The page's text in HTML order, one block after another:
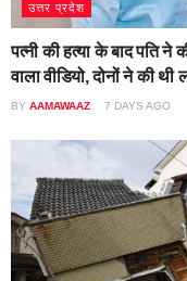
उत्तर प्रदेश
पत्नी की हत्या के बाद पति ने
वाला वीडियो, दोनों ने की थी
BY AAMAWAAZ 7 DAYS AGO